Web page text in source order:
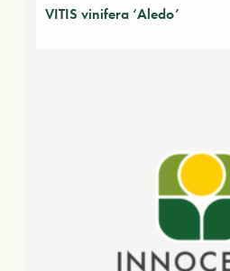
VITIS vinifera ‘Aledo’